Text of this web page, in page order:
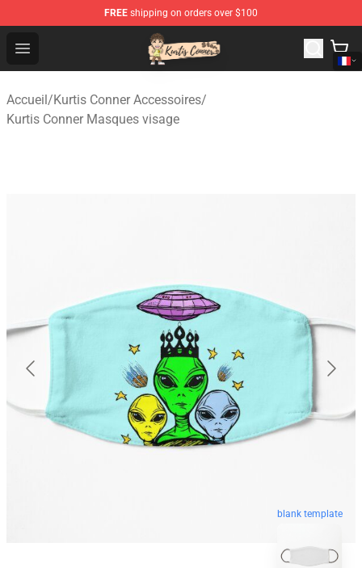
FREE shipping on orders over $100
Open menu
Kurtis Conner Store - Official Kurtis Conner Merchandise
Accueil/Kurtis Conner Accessoires/
Kurtis Conner Masques visage
blank template